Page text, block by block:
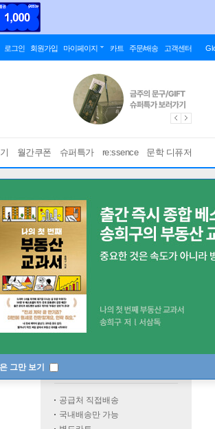
로그인 회원가입 마이페이지 카트 주문/배송 고객센터
월간쿠폰 슈퍼특가 re:ssence 문학 디퓨저
그만 보기
정인형 ]
일시품절
공급처 직접배송
국내배송만 가능